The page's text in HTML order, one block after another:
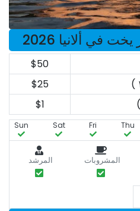
في ألانيا 2026
$50
$25
$1
Thu
Fri
Sat
Sun
المشروبات المرشد